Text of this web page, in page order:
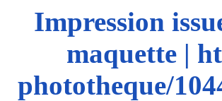
Impression
maquette |
phototheque/